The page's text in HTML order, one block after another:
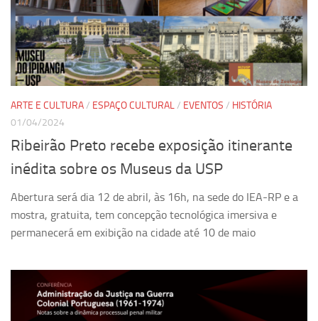
Ano Sabático
Daniel Domingues dos Santos
Programas Ano Sabático Encerrados
Cíntia Rosa Pereira de Lima
Cristina Godoy Bernardo de Oliveira (FDRP)
Fabiana Cristina Severi (FDRP)
Fernando de Lima Caneppele
Geciane Silveira Porto
Maria Paula Costa Bertran
Institucional
Polo Ribeirão Preto
ARTE E CULTURA/ ESPAÇO CULTURAL/ EVENTOS / HISTÓRIA
01/04/2024
Ribeirão Preto recebe exposição itinerante
inédita sobre os Museus da USP
Abertura será dia 12 de abril, às 16h, na sede do IEA-RP e a
mostra, gratuita, tem concepção tecnológica imersiva e
permanecerá em exibição na cidade até 10 de maio